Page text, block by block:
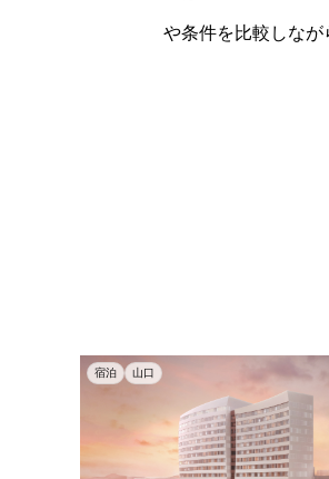
や条件を比較しなが
宿泊 山口